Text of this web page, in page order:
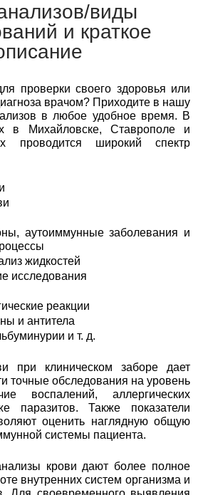
виды
и краткое
проверки своего здоровья или
врачом? Приходите в нашу
в любое удобное время. В
в Михайловске, Ставрополе и
проводится широкий спектр
аутоиммунные заболевания и
жидкостей
исследования
реакции
и антитела
и т. д.
при клиническом заборе дает
точные обследования на уровень
воспалений, аллергических
паразитов. Также показатели
оценить наглядную общую
системы пациента.
крови дают более полное
внутренних систем организма и